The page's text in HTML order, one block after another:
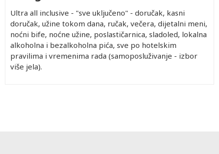
Ultra all inclusive - "sve uključeno" - doručak, kasni
doručak, užine tokom dana, ručak, večera, dijetalni meni,
noćni bife, noćne užine, poslastičarnica, sladoled, lokalna
alkoholna i bezalkoholna pića, sve po hotelskim
pravilima i vremenima rada (samoposluživanje - izbor
više jela).